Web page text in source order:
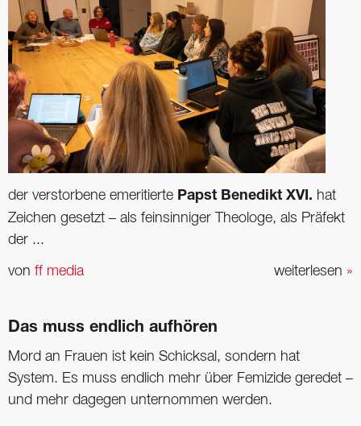
der verstorbene emeritierte Papst Benedikt XVI. hat
Zeichen gesetzt – als feinsinniger Theologe, als Präfekt
der ...
weiterlesen »
von ff media
Das muss endlich aufhören
Mord an Frauen ist kein Schicksal, sondern hat
System. Es muss endlich mehr über Femizide geredet –
und mehr dagegen unternommen werden.